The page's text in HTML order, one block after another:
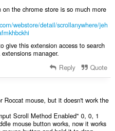
the chrome store is so much more
webstore/detail/scrollanywhere/jeh
give this extension access to search
manager.
Reply Quote
Roccat mouse, but it doesn't work the
Scroll Method Enabled" 0, 0, 1
mouse button works, now it works